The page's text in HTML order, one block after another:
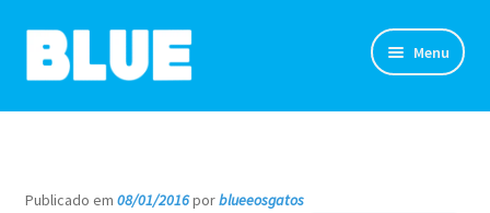
Pular
para
Pular
para
Menu
TIRINHAS
Publicado em 08/01/2016porblueeosgatos